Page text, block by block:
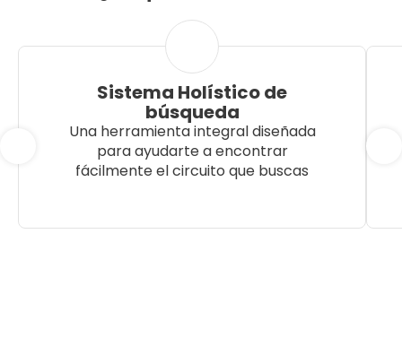
Sistema Holístico de
búsqueda
Una herramienta integral diseñada
para ayudarte a encontrar
fácilmente el circuito que buscas